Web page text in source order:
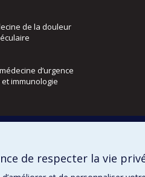
de la douleur
d’urgence
immunologie
de respecter la vie